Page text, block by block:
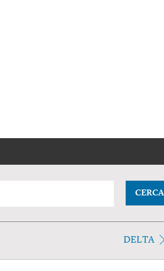
CERCA
DELTA